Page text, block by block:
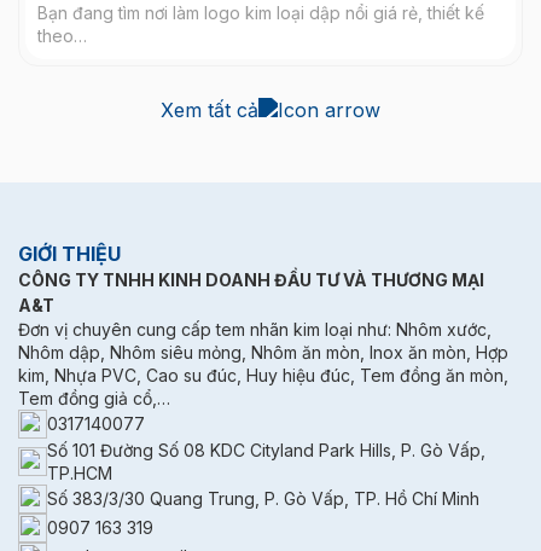
Bạn đang tìm nơi làm logo kim loại dập nổi giá rẻ, thiết kế
theo…
Xem tất cả
GIỚI THIỆU
CÔNG TY TNHH KINH DOANH ĐẦU TƯ VÀ THƯƠNG MẠI
A&T
Đơn vị chuyên cung cấp tem nhãn kim loại như: Nhôm xước,
Nhôm dập, Nhôm siêu mỏng, Nhôm ăn mòn, Inox ăn mòn, Hợp
kim, Nhựa PVC, Cao su đúc, Huy hiệu đúc, Tem đồng ăn mòn,
Tem đồng giả cổ,…
0317140077
Số 101 Đường Số 08 KDC Cityland Park Hills, P. Gò Vấp,
TP.HCM
Số 383/3/30 Quang Trung, P. Gò Vấp, TP. Hồ Chí Minh
0907 163 319